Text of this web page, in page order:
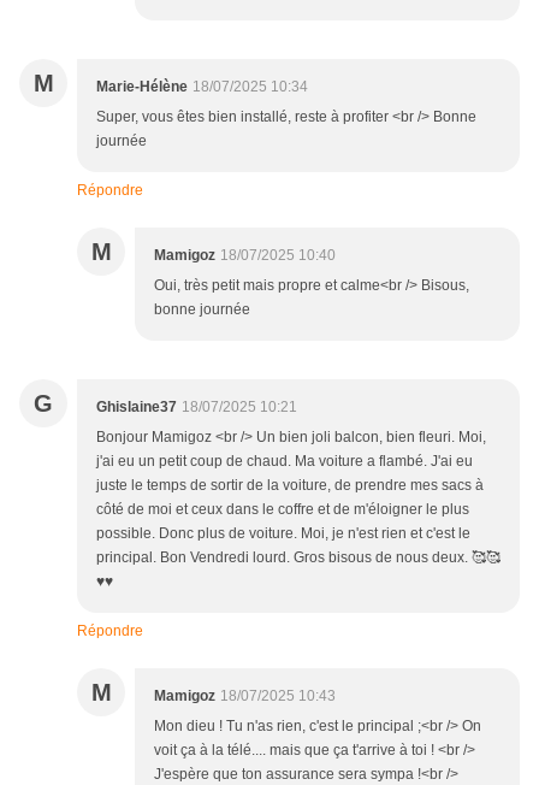
M Marie-Hélène 18/07/2025 10:34
Super, vous êtes bien installé, reste à profiter <br /> Bonne
journée
Répondre
M Mamigoz 18/07/2025 10:40
Oui, très petit mais propre et calme<br /> Bisous,
bonne journée
G Ghislaine37 18/07/2025 10:21
Bonjour Mamigoz <br /> Un bien joli balcon, bien fleuri. Moi,
j'ai eu un petit coup de chaud. Ma voiture a flambé. J'ai eu
juste le temps de sortir de la voiture, de prendre mes sacs à
côté de moi et ceux dans le coffre et de m'éloigner le plus
possible. Donc plus de voiture. Moi, je n'est rien et c'est le
principal. Bon Vendredi lourd. Gros bisous de nous deux. 🥰🥰
♥️♥️
Répondre
M Mamigoz 18/07/2025 10:43
Mon dieu ! Tu n'as rien, c'est le principal ;<br /> On
voit ça à la télé.... mais que ça t'arrive à toi ! <br />
J'espère que ton assurance sera sympa !<br />